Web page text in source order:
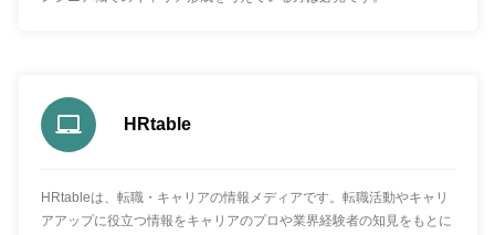
HRtable
HRtableは、転職・キャリアの情報メディアです。転職活動やキャリ
アアップに役立つ情報をキャリアのプロや業界経験者の知見をもとに